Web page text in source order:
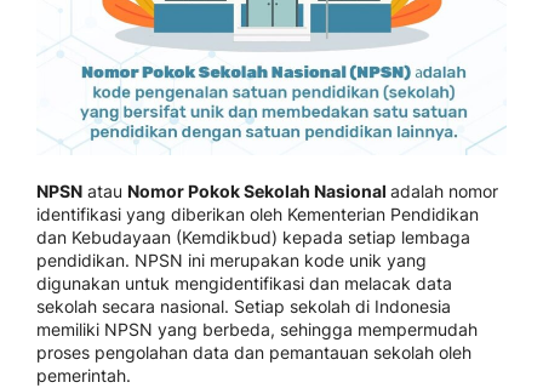
NPSN atau Nomor Pokok Sekolah Nasional adalah nomor
identifikasi yang diberikan oleh Kementerian Pendidikan
dan Kebudayaan (Kemdikbud) kepada setiap lembaga
pendidikan. NPSN ini merupakan kode unik yang
digunakan untuk mengidentifikasi dan melacak data
sekolah secara nasional. Setiap sekolah di Indonesia
memiliki NPSN yang berbeda, sehingga mempermudah
proses pengolahan data dan pemantauan sekolah oleh
pemerintah.